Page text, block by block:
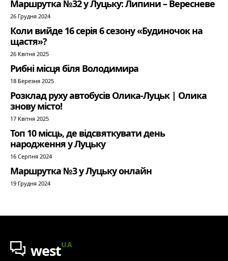
Маршрутка №32 у Луцьку: Липини – Вересневе
26 Грудня 2024
Коли вийде 16 серія 6 сезону «Будиночок на
щастя»?
26 Квітня 2025
Рибні місця біля Володимира
18 Березня 2025
Розклад руху автобусів Олика-Луцьк | Олика
знову місто!
17 Квітня 2025
Топ 10 місць, де відсвяткувати день
народження у Луцьку
16 Серпня 2024
Маршрутка №3 у Луцьку онлайн
19 Грудня 2024
westUA